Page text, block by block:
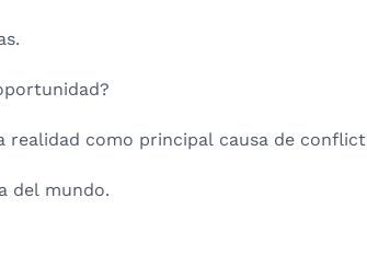
realidad como principal causa de
del mundo.